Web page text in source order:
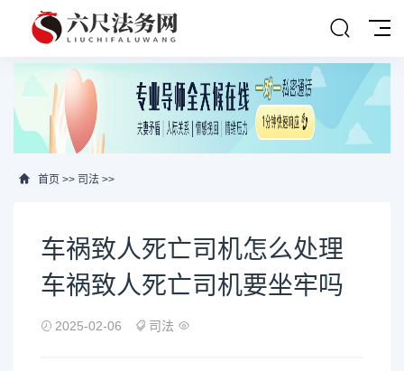
首页 >> 司法 >>
车祸致人死亡司机怎么处理
车祸致人死亡司机要坐牢吗
2025-02-06 司法